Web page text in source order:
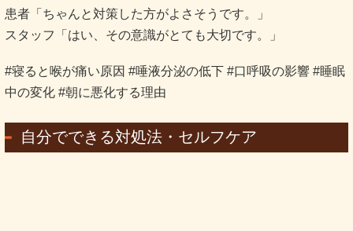
患者「ちゃんと対策した方がよさそうです。」
スタッフ「はい、その意識がとても大切です。」
#寝ると喉が痛い原因 #唾液分泌の低下 #口呼吸の影響 #睡眠
中の変化 #朝に悪化する理由
自分でできる対処法・セルフケア